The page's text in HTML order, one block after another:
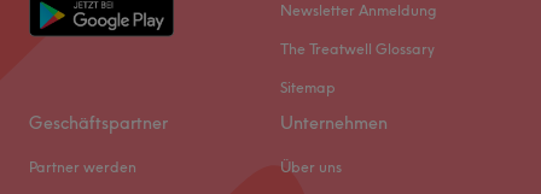
Newsletter Anmeldung
The Treatwell Glossary
Sitemap
Geschäftspartner
Partner werden
Unternehmen
Über uns